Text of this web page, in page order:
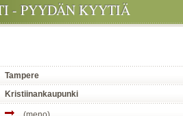
- PYYDÄN KYYTIÄ
Tampere
Kristiinankaupunki